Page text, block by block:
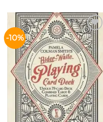
-10%
Adicionar
aos meus
desejos